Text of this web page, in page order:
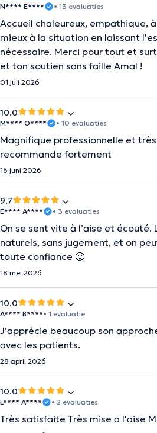
N**** E**** • 13 evaluaties
Accueil chaleureux, empathique,
mieux à la situation en laissant
nécessaire. Merci pour tout et
et ton soutien sans faille Amal !
01 juli 2026
10.0
M**** O**** • 10 evaluaties
Magnifique professionnelle et
recommande fortement
16 juni 2026
9.7
E**** A**** • 3 evaluaties
On se sent vite à l’aise et écouté.
naturels, sans jugement, et on
toute confiance 🙂
18 mei 2026
10.0
A**** B****• 1 evaluatie
J’apprécie beaucoup son
avec les patients.
28 april 2026
10.0
L**** A**** • 2 evaluaties
Très satisfaite Très mise a l'aise